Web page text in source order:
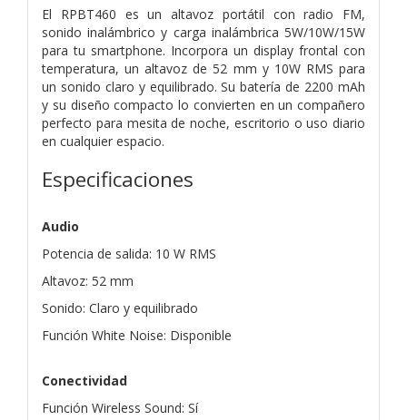
El RPBT460 es un altavoz portátil con radio FM,
sonido inalámbrico y carga inalámbrica 5W/10W/15W
para tu smartphone. Incorpora un display frontal con
temperatura, un altavoz de 52 mm y 10W RMS para
un sonido claro y equilibrado. Su batería de 2200 mAh
y su diseño compacto lo convierten en un compañero
perfecto para mesita de noche, escritorio o uso diario
en cualquier espacio.
Especificaciones
Audio
Potencia de salida: 10 W RMS
Altavoz: 52 mm
Sonido: Claro y equilibrado
Función White Noise: Disponible
Conectividad
Función Wireless Sound: Sí